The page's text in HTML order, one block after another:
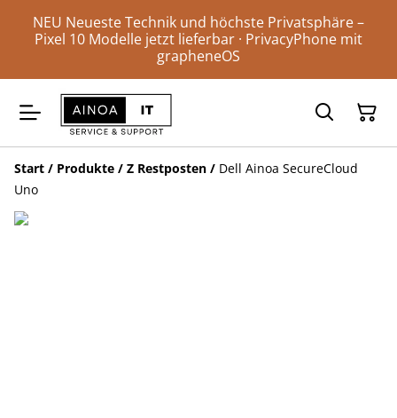
NEU Neueste Technik und höchste Privatsphäre –
Pixel 10 Modelle jetzt lieferbar · PrivacyPhone mit
grapheneOS
Start / Produkte / Z Restposten / Dell Ainoa SecureCloud
Uno